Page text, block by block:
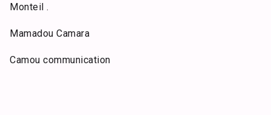
Monteil .
Mamadou Camara
Camou communication